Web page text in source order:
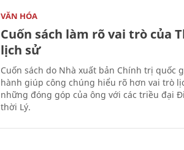
VĂN HÓA
Cuốn sách làm rõ vai trò của
lịch sử
Cuốn sách do Nhà xuất bản Chính trị quốc
hành giúp công chúng hiểu rõ hơn vai trò
những đóng góp của ông với các triều đại
thời Lý.